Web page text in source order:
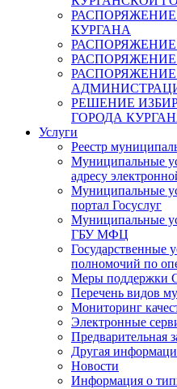
КУРГАНА
РЕШЕНИЕ
ГОРОДА
Услуги
Реестр
Муниципальные
адресу
Муниципальные
портал Госуслуг
Муниципальные
ГБУ МФЦ
Государственные
полномочий по
Меры поддержки
Перечень видов
Мониторинг
Электронные
Предварительная
Другая
Новости
Информация о